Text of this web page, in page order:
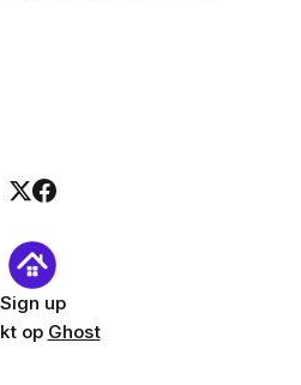
worden vaak
Sign up
op Ghost